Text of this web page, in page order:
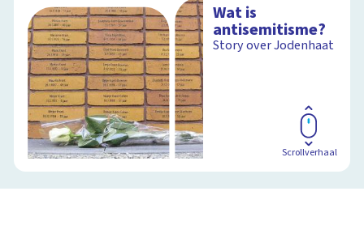
Wat is
antisemitisme?
Story over Jodenhaat
Scrollverhaal